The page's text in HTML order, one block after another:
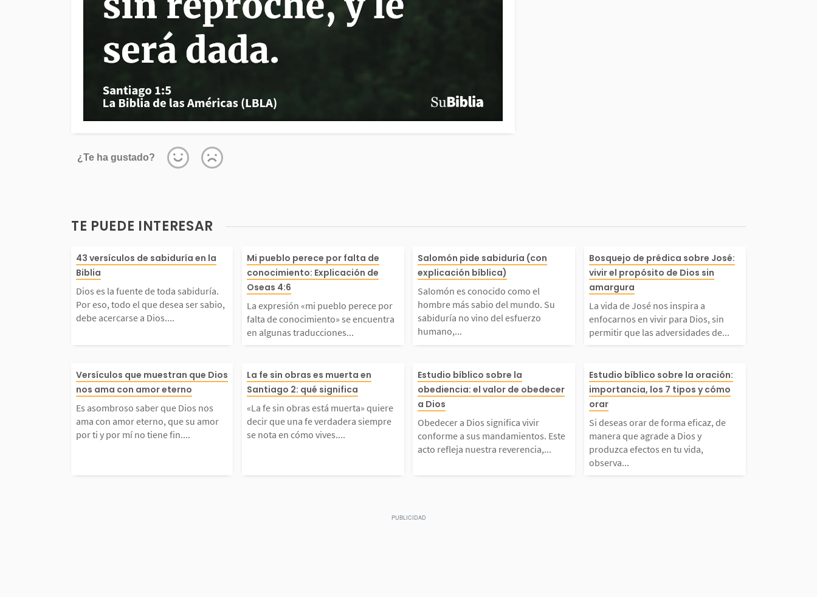
¿Te ha gustado?
TE PUEDE INTERESAR
Dios es la fuente de toda sab
iduría. Por eso, todo el que d
esea ser sabio, debe acercar
Dios da es más que conocimi
ento. Es un...
43 versículos de sabiduría en la
Biblia
Dios es la fuente de toda sabiduría.
Por eso, todo el que desea ser sabio,
debe acercarse a Dios....
La expresión «mi pueblo per
ece por falta de conocimient
o» se encuentra en algunas t
Oseas 4:6 del Antiguo Testa
mento. En ese...
Mi pueblo perece por falta de
conocimiento: Explicación de
Oseas 4:6
La expresión «mi pueblo perece por
falta de conocimiento» se encuentra
en algunas traducciones...
Salomón es conocido como e
l hombre más sabio del mund
o. Su sabiduría no vino del e
petición sincera a Dios. Al c
onvertirse en rey...
Salomón pide sabiduría (con
explicación bíblica)
Salomón es conocido como el
hombre más sabio del mundo. Su
sabiduría no vino del esfuerzo
humano,...
La vida de José nos
enfocarnos en vivir para
s, sin permitir que las
tro corazón de amargura
sentimiento....
Bosquejo de prédica sobre José:
vivir el propósito de Dios sin
amargura
La vida de José nos inspira a
enfocarnos en vivir para Dios, sin
permitir que las adversidades de...
Es asombroso saber que Dio
s nos ama con amor eterno,
que su amor por ti y por mí n
o tiene fin. Celebremos con g
Versículos que muestran que Dios
nos ama con amor eterno
Es asombroso saber que Dios nos
ama con amor eterno, que su amor
por ti y por mí no tiene fin....
«La fe sin obras está muert
a» quiere decir que una fe ve
rdadera siempre se nota en c
ómo vives. Si alguien dice qu
La fe sin obras es muerta en
Santiago 2: qué significa
«La fe sin obras está muerta» quiere
decir que una fe verdadera siempre
se nota en cómo vives....
Obedecer a Dios significa vi
vir conforme a sus mandami
entos. Este acto refleja nuest
ra reverencia, amor y confia
Estudio bíblico sobre la
obediencia: el valor de obedecer
a Dios
Obedecer a Dios significa vivir
conforme a sus mandamientos. Este
acto refleja nuestra reverencia,...
Si deseas orar de forma
z, de manera que agrade
ios y produzca efectos en
vida, observa
Estudio bíblico sobre la oración:
importancia, los 7 tipos y cómo
orar
Si deseas orar de forma eficaz, de
manera que agrade a Dios y
produzca efectos en tu vida,
observa...